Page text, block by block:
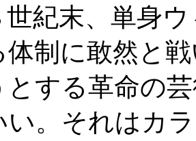
世紀末、単身
制に敢然と
とする革命の
い。それはカ